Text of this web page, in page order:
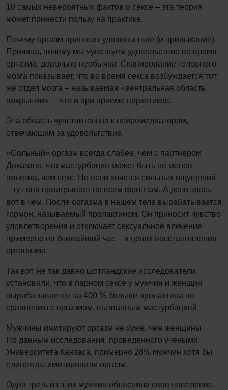
10 самых невероятных фактов о сексе – эта теория
может принести пользу на практике.
Почему оргазм приносит удовольствие (и привыкание)
Причина, почему мы чувствуем удовольствие во время
оргазма, довольно необычна. Сканирование головного
мозга показывает, что во время секса возбуждается тот
же отдел мозга – называемая «вентральная область
покрышки», – что и при приеме наркотиков.
Эта область чувствительна к нейромедиаторам,
отвечающим за удовольтствие.
«Сольный» оргазм всегда слабее, чем с партнером
Доказано, что мастурбация может быть не менее
полезна, чем секс. Но если хочется сильных ощущений
– тут она проигрывает по всем фронтам. А дело здесь
вот в чем. После оргазма в нашем теле вырабатывается
гормон, называемый пролактином. Он приносит чувство
удовлетворения и отключает сексуальное влечение
примерно на ближайший час – в целях восстановления
организма.
Так вот, не так давно шотландские исследователи
установили, что в парном сексе у мужчин и женщин
вырабатывается на 400 % больше пролактина по
сравнению с оргазмом, вызванным мастурбацией.
Мужчины имитируют оргазм не хуже, чем женщины
По данным исследования, проведенного учеными
Университета Канзаса, примерно 28% мужчин хотя бы
единожды имитировали оргазм.
Одна треть из этих мужчин объяснила свое поведение